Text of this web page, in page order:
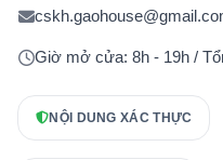
Giờ mở cửa: 8h - 19h /
NỘI DUNG XÁC THỰC